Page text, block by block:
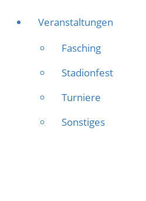
Veranstaltungen
Fasching
Stadionfest
Turniere
Sonstiges